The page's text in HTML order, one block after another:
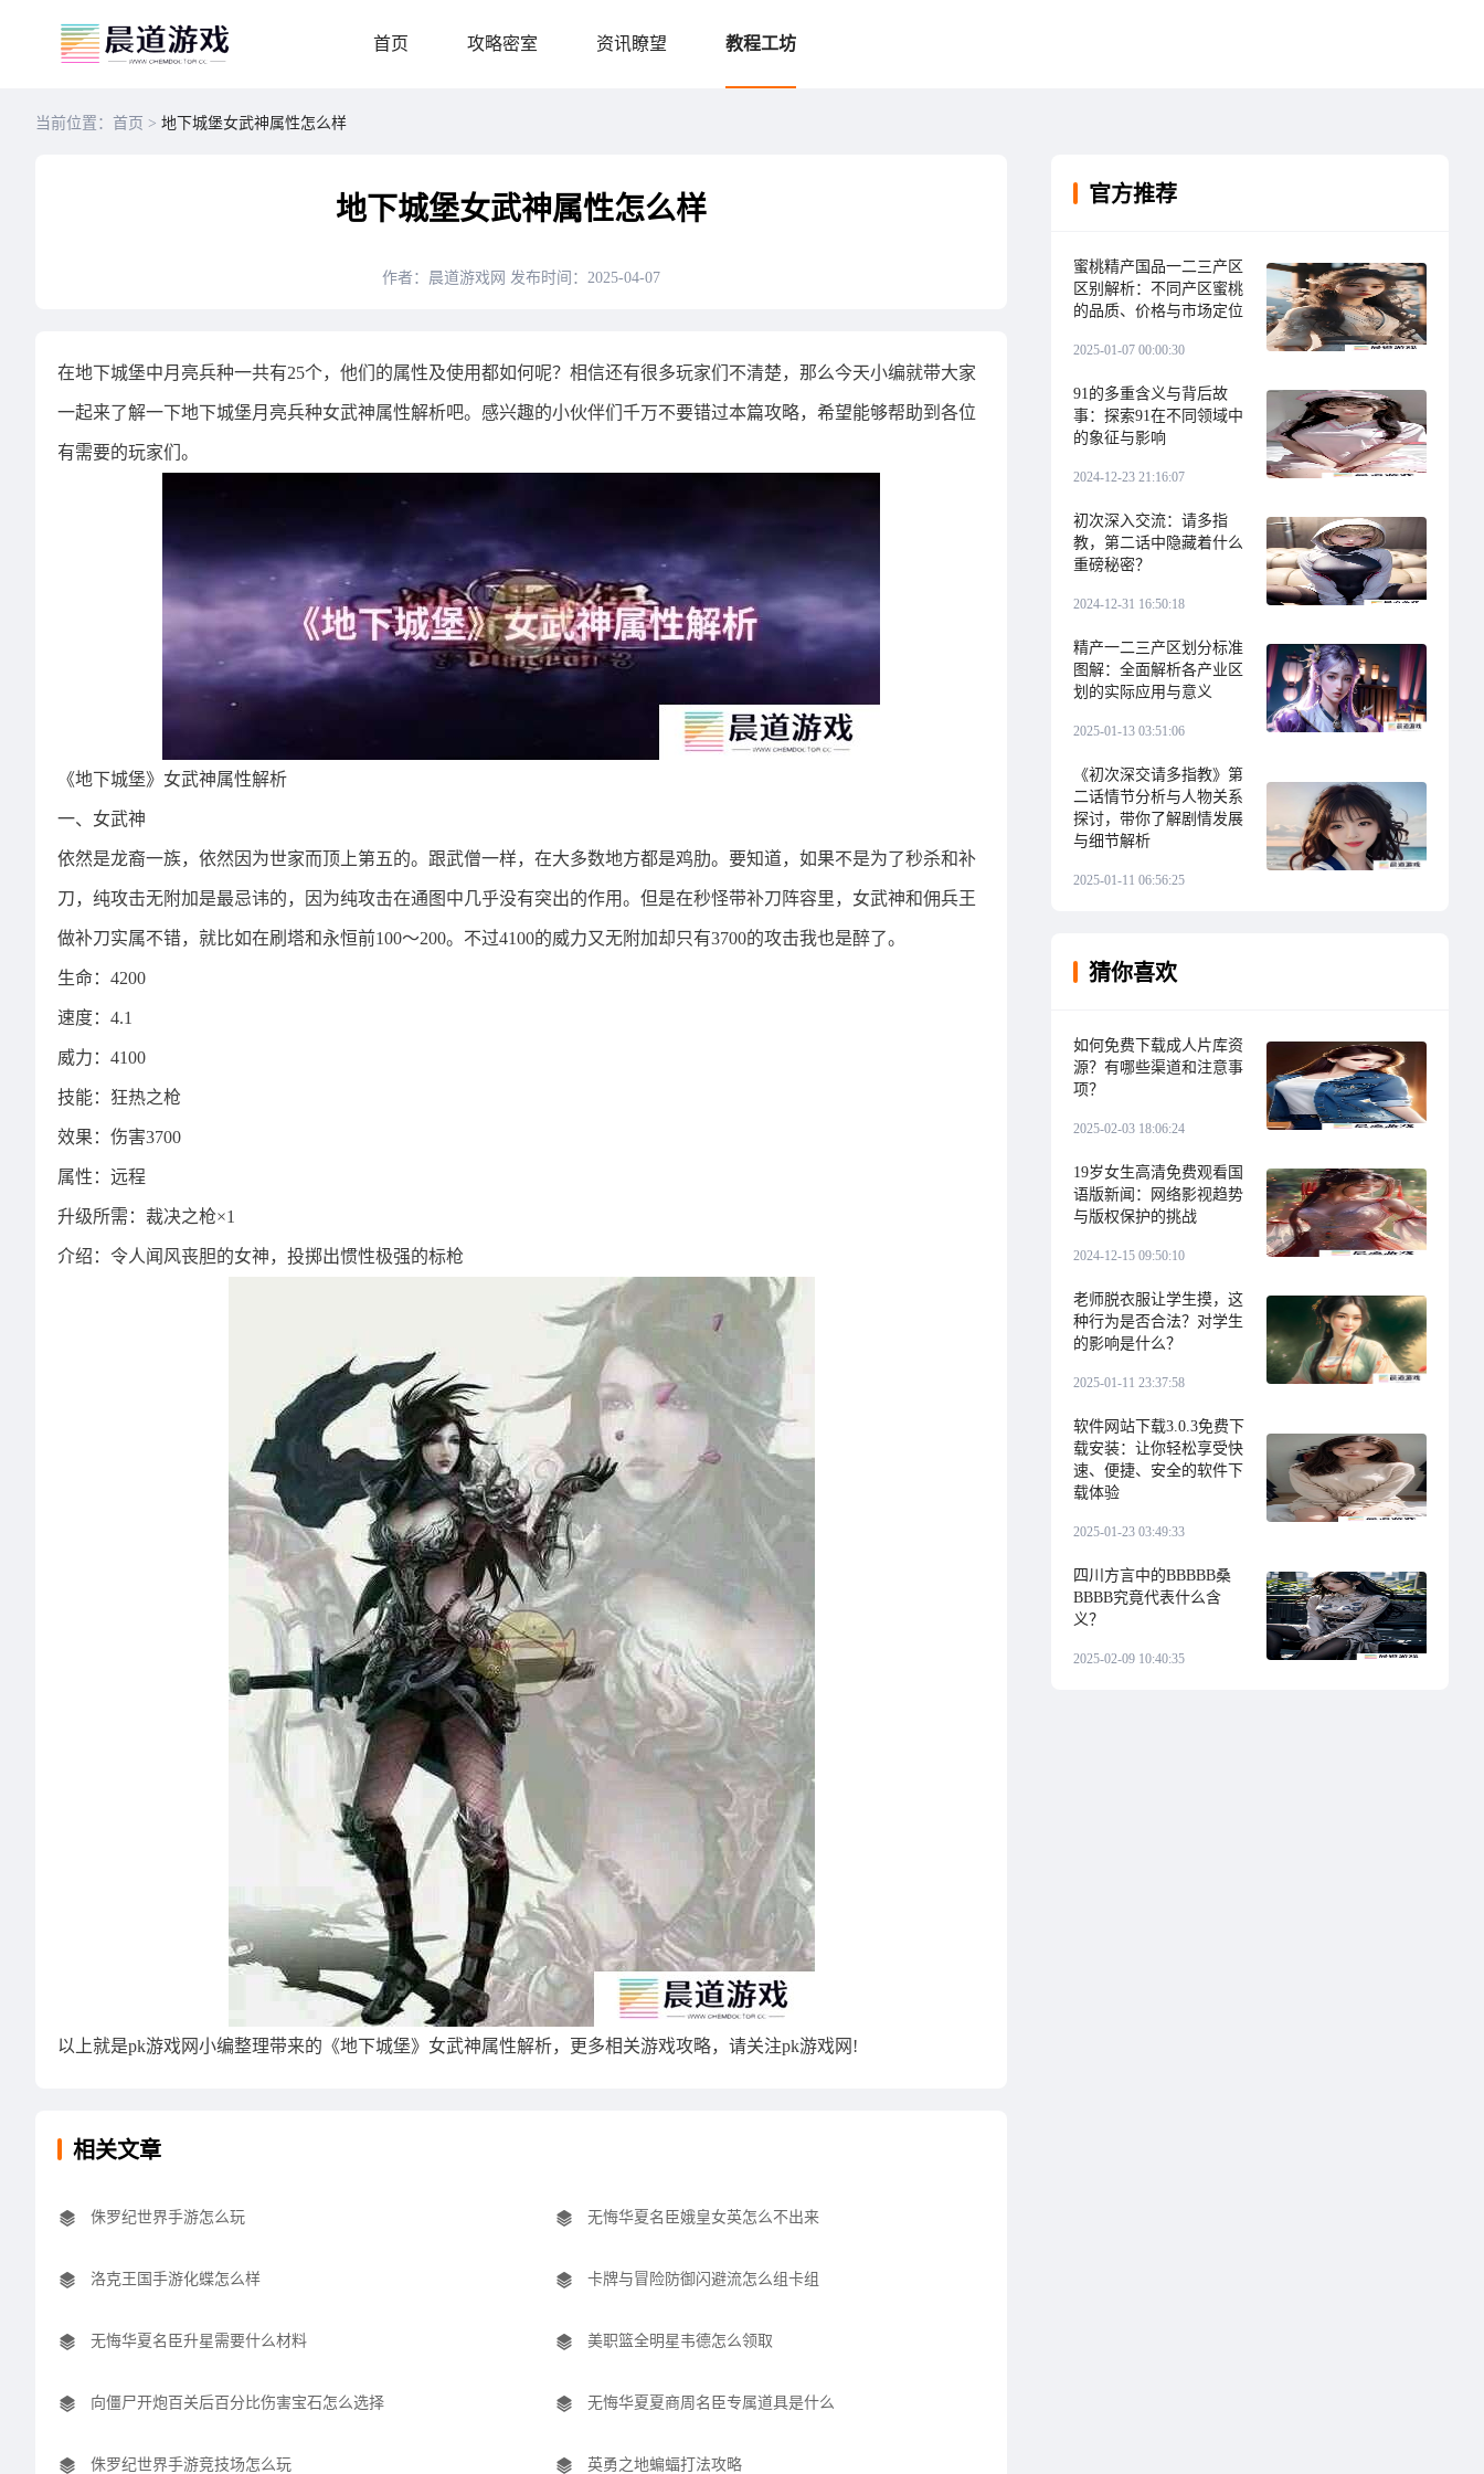
首页 攻略密室 资讯瞭望 教程工坊
当前位置：首页 > 地下城堡女武神属性怎么样
地下城堡女武神属性怎么样
作者：晨道游戏网 发布时间：2025-04-07
在地下城堡中月亮兵种一共有25个，他们的属性及使用都如何呢？相信还有很多玩家们不清楚，那么今天小编就带大家
一起来了解一下地下城堡月亮兵种女武神属性解析吧。感兴趣的小伙伴们千万不要错过本篇攻略，希望能够帮助到各位
有需要的玩家们。
《地下城堡》女武神属性解析
一、女武神
依然是龙裔一族，依然因为世家而顶上第五的。跟武僧一样，在大多数地方都是鸡肋。要知道，如果不是为了秒杀和补
刀，纯攻击无附加是最忌讳的，因为纯攻击在通图中几乎没有突出的作用。但是在秒怪带补刀阵容里，女武神和佣兵王
做补刀实属不错，就比如在刷塔和永恒前100～200。不过4100的威力又无附加却只有3700的攻击我也是醉了。
生命：4200
速度：4.1
威力：4100
技能：狂热之枪
效果：伤害3700
属性：远程
升级所需：裁决之枪×1
介绍：令人闻风丧胆的女神，投掷出惯性极强的标枪
以上就是pk游戏网小编整理带来的《地下城堡》女武神属性解析，更多相关游戏攻略，请关注pk游戏网!
相关文章
侏罗纪世界手游怎么玩 无悔华夏名臣娥皇女英怎么不出来
洛克王国手游化蝶怎么样 卡牌与冒险防御闪避流怎么组卡组
无悔华夏名臣升星需要什么材料 美职篮全明星韦德怎么领取
向僵尸开炮百关后百分比伤害宝石怎么选择 无悔华夏夏商周名臣专属道具是什么
侏罗纪世界手游竞技场怎么玩 英勇之地蝙蝠打法攻略
官方推荐
蜜桃精产国品一二三产区
区别解析：不同产区蜜桃
的品质、价格与市场定位
2025-01-07 00:00:30
91的多重含义与背后故
事：探索91在不同领域中
的象征与影响
2024-12-23 21:16:07
初次深入交流：请多指
教，第二话中隐藏着什么
重磅秘密？
2024-12-31 16:50:18
精产一二三产区划分标准
图解：全面解析各产业区
划的实际应用与意义
2025-01-13 03:51:06
《初次深交请多指教》第
二话情节分析与人物关系
探讨，带你了解剧情发展
与细节解析
2025-01-11 06:56:25
猜你喜欢
如何免费下载成人片库资
源？有哪些渠道和注意事
项？
2025-02-03 18:06:24
19岁女生高清免费观看国
语版新闻：网络影视趋势
与版权保护的挑战
2024-12-15 09:50:10
老师脱衣服让学生摸，这
种行为是否合法？对学生
的影响是什么？
2025-01-11 23:37:58
软件网站下载3.0.3免费下
载安装：让你轻松享受快
速、便捷、安全的软件下
载体验
2025-01-23 03:49:33
四川方言中的BBBBB桑
BBBB究竟代表什么含
义？
2025-02-09 10:40:35